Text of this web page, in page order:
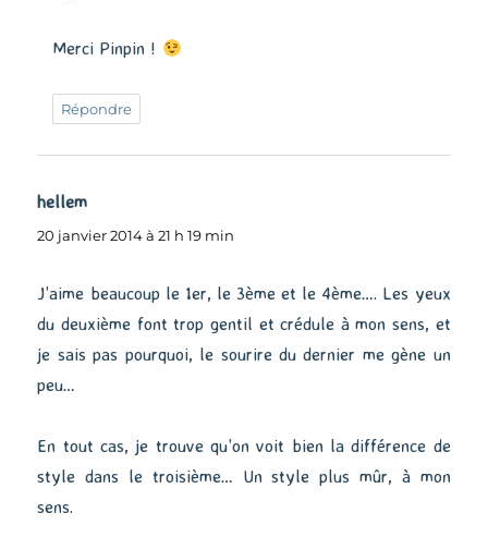
Merci Pinpin !
Répondre
hellem
20 janvier 2014 à 21 h 19 min
J’aime beaucoup le 1er, le 3ème et le 4ème…. Les yeux
du deuxième font trop gentil et crédule à mon sens, et
je sais pas pourquoi, le sourire du dernier me gène un
peu…
En tout cas, je trouve qu’on voit bien la différence de
style dans le troisième… Un style plus mûr, à mon
sens.